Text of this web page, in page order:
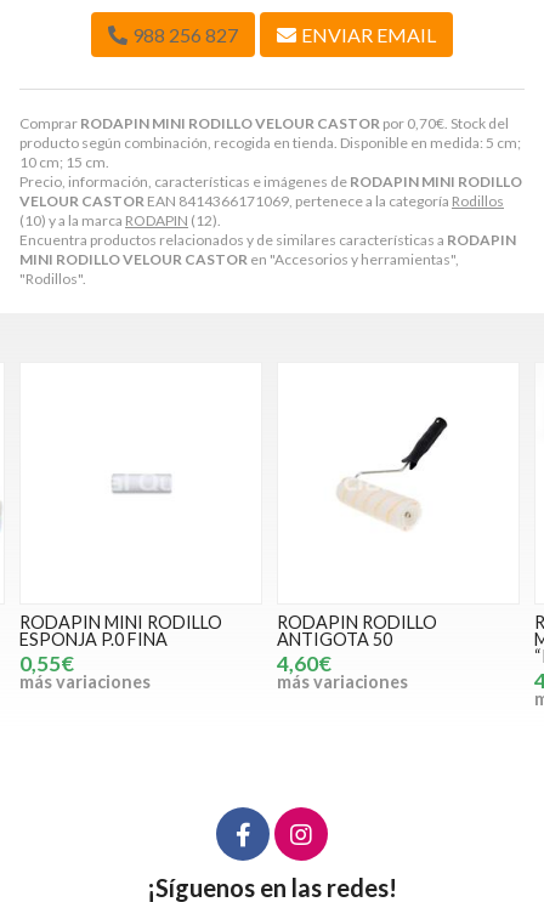
Comprar RODAPIN MINI RODILLO VELOUR CASTOR por 0,70€. Stock del
producto según combinación, recogida en tienda. Disponible en medida: 5 cm;
10 cm; 15 cm.
Precio, información, características e imágenes de RODAPIN MINI RODILLO
VELOUR CASTOR EAN 8414366171069, pertenece a la categoría Rodillos
(10) y a la marca RODAPIN (12).
Encuentra productos relacionados y de similares características a RODAPIN
MINI RODILLO VELOUR CASTOR en "Accesorios y herramientas",
"Rodillos".
988 256 827 ENVIAR EMAIL
RODAPIN RODILLO
ANTIGOTA 50
4,60€
más variaciones
RODAPIN RODILLO
MICROFIBRA RAYA VERDE
“ROUND”
4,50€
¡Síguenos en las redes!